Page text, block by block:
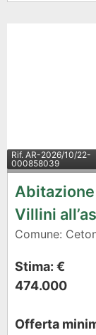
Rif. AR-2026/10/22-
000858039
Abitazione
Villini
Comune:
Stima: €
474.000
Offerta